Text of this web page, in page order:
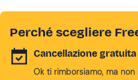
percorso iniziato da Angelo
Perché scegliere
Cancellazione gratuita
Ok ti rimborsiamo, ma